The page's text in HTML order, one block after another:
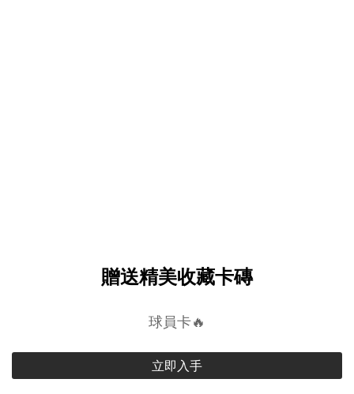
贈送精美收藏卡磚
球員卡🔥
立即入手